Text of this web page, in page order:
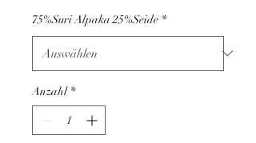
Kilogramm
75%Suri Alpaka 25%Seide *
Anzahl *